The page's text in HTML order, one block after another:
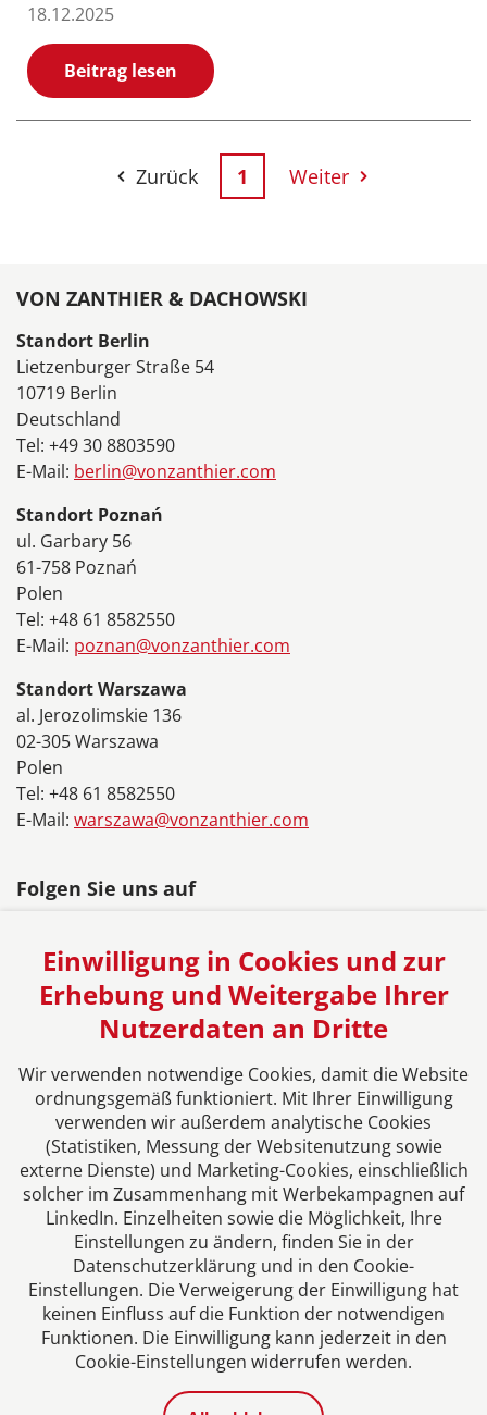
18.12.2025
Beitrag lesen
Zurück 1 Weiter
VON ZANTHIER & DACHOWSKI
Standort Berlin
Lietzenburger Straße 54
10719 Berlin
Deutschland
Tel: +49 30 8803590
E-Mail: berlin@vonzanthier.com
Standort Poznań
ul. Garbary 56
61-758 Poznań
Polen
Tel: +48 61 8582550
E-Mail: poznan@vonzanthier.com
Standort Warszawa
al. Jerozolimskie 136
02-305 Warszawa
Polen
Tel: +48 61 8582550
E-Mail: warszawa@vonzanthier.com
Folgen Sie uns auf
Das europäische Kanzlei-Netzwerk
Impressum
Datenschutzerklärung
Einwilligung in Cookies und zur
Erhebung und Weitergabe Ihrer
Nutzerdaten an Dritte
Wir verwenden notwendige Cookies, damit die Website
ordnungsgemäß funktioniert. Mit Ihrer Einwilligung
verwenden wir außerdem analytische Cookies
(Statistiken, Messung der Websitenutzung sowie
externe Dienste) und Marketing-Cookies, einschließlich
solcher im Zusammenhang mit Werbekampagnen auf
LinkedIn. Einzelheiten sowie die Möglichkeit, Ihre
Einstellungen zu ändern, finden Sie in der
Datenschutzerklärung und in den Cookie-
Einstellungen. Die Verweigerung der Einwilligung hat
keinen Einfluss auf die Funktion der notwendigen
Funktionen. Die Einwilligung kann jederzeit in den
Cookie-Einstellungen widerrufen werden.